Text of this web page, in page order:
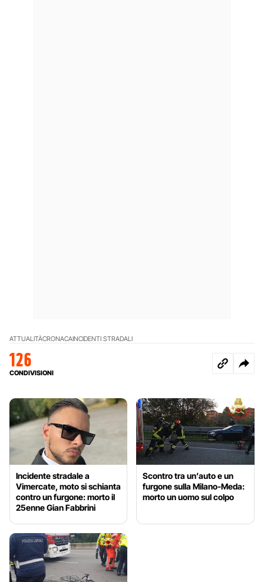
ATTUALITÀCRONACAINCIDENTI STRADALI
126
CONDIVISIONI
Incidente stradale a
Vimercate, moto si schianta
contro un furgone: morto il
25enne Gian Fabbrini
Scontro tra un’auto e un
furgone sulla Milano-Meda:
morto un uomo sul colpo